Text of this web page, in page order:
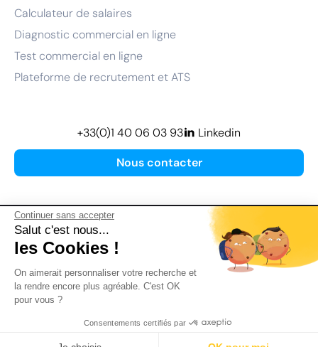
Continuer sans accepter
Salut c'est nous...
les Cookies !
On aimerait personnaliser votre recherche et
la rendre encore plus agréable. C'est OK
pour vous ?
Consentements certifiés par
Calculateur de salaires
Diagnostic commercial en ligne
Test commercial en ligne
Plateforme de recrutement et ATS
Nous contacter
+33(0)1 40 06 03 93 Linkedin
Plan de site
Mentions légales
Conditions Générales d’Utilisation
Version actualisée en
2026